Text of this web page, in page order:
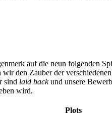
auf die neun folgenden
den Zauber der
sind laid backund unsere
wird.
Plots